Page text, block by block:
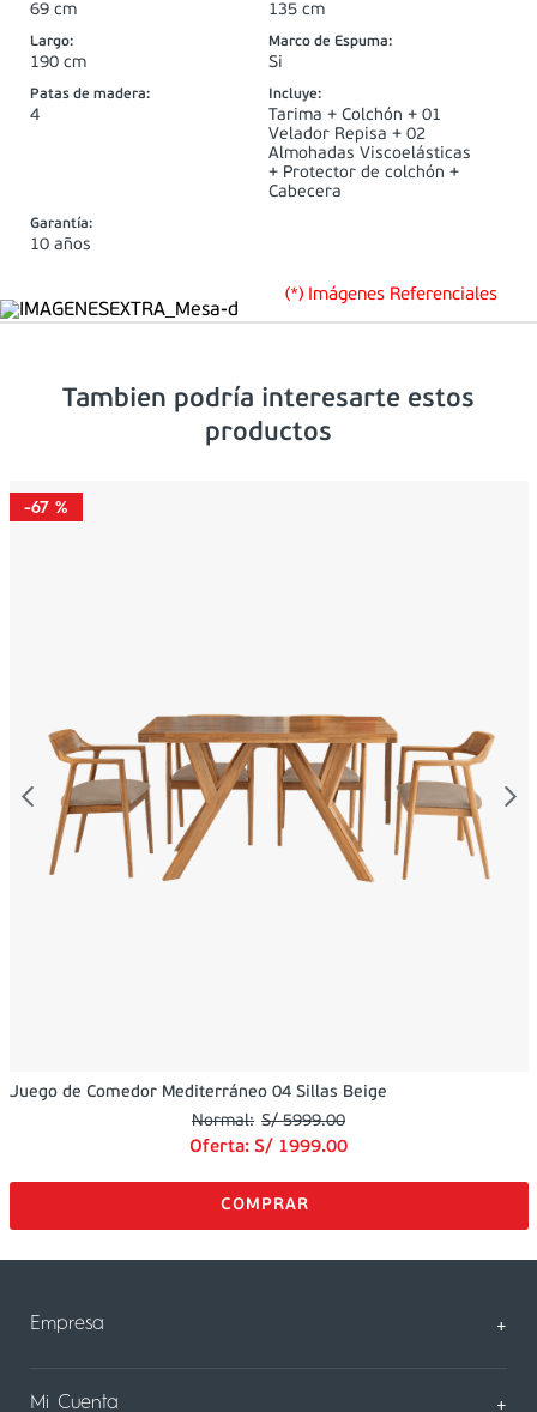
69 cm 135 cm
Largo:
190 cm
Marco de Espuma:
Si
Patas de madera:
4
Incluye:
Tarima + Colchón + 01
Velador Repisa + 02
Almohadas Viscoelásticas
+ Protector de colchón +
Cabecera
Garantía:
10 años
(*) Imágenes Referenciales
Tambien podría interesarte estos
productos
-67 %
Juego de Comedor Mediterráneo 04 Sillas Beige
S/ 5999.00
Oferta: S/ 1999.00
Empresa +
Sobre Nosotros
Mi Cuenta